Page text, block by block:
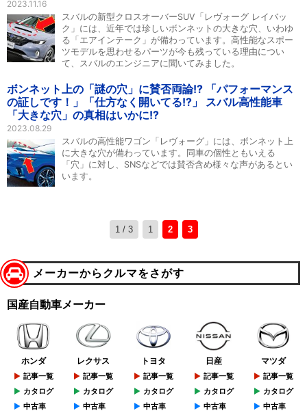
2023.11.16
スバルの新型クロスオーバーSUV「レヴォーグ レイバッ
ク」には、近年では珍しいボンネットの大きな穴、いわゆ
る「エアインテーク」が備わっています。高性能なスポー
ツモデルを思わせるパーツが今も残っている理由につい
て、スバルのエンジニアに聞いてみました。
ボンネット上の「謎の穴」に賛否両論!? 「パフォーマンス
の証しです！」「仕方なく開いてる!?」 スバル高性能車
「大きな穴」の真相はいかに!?
2023.08.29
スバルの高性能ワゴン「レヴォーグ」には、ボンネット上
に大きな穴が備わっています。同車の個性ともいえる
「穴」に対し、SNSなどでは賛否含め様々な声があるとい
います。
1 / 3 1 2 3
メーカーからクルマをさがす
国産自動車メーカー
ホンダ
記事一覧
カタログ
中古車
レクサス
記事一覧
カタログ
中古車
トヨタ
記事一覧
カタログ
中古車
日産
記事一覧
カタログ
中古車
マツダ
記事一覧
カタログ
中古車